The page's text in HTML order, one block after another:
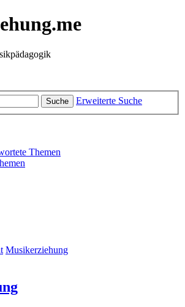
Suche Erweiterte Suche
Themen
Musikerziehung